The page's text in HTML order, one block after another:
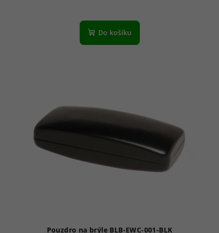
Do košíku
Pouzdro na brýle BLB-EWC-001-BLK